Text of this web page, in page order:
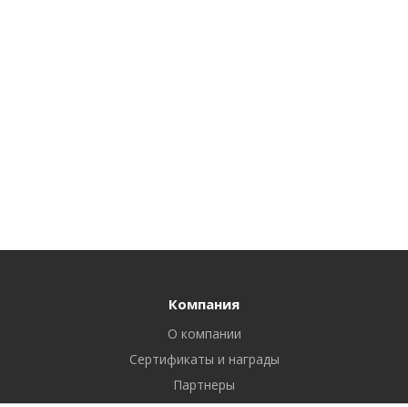
Компания
О компании
Сертификаты и награды
Партнеры